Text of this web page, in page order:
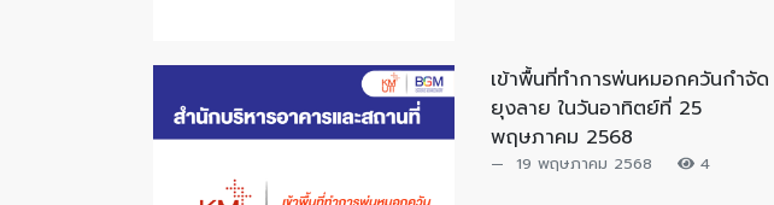
เข้าพื้นที่ทำการพ่นหมอกควันกำจัด
ยุงลาย ในวันอาทิตย์ที่ 25
พฤษภาคม 2568
19 พฤษภาคม 2568 4